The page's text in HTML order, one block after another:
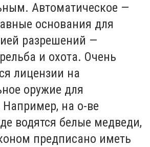
Автоматическое —
основания для
разрешений —
и охота. Очень
лицензии на
оружие для
на о-ве
водятся белые медведи,
предписано иметь